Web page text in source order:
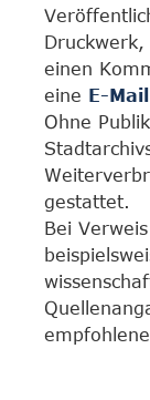
einen
eine E-Mail
Ohne
gestattet.
Bei